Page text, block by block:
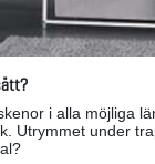
i alla möjliga
Utrymmet under